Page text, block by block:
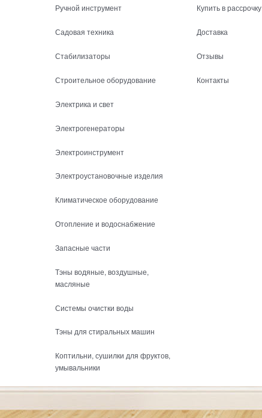
Ручной инструмент
Садовая техника
Стабилизаторы
Строительное оборудование
Электрика и свет
Электрогенераторы
Электроинструмент
Электроустановочные изделия
Климатическое оборудование
Отопление и водоснабжение
Запасные части
Тэны водяные, воздушные,
масляные
Системы очистки воды
Тэны для стиральных машин
Коптильни, сушилки для фруктов,
умывальники
Купить в рассрочку
Доставка
Отзывы
Контакты